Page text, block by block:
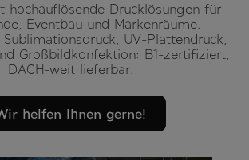
hochauflösende Drucklösungen für
Eventbau und Markenräume.
UV-Plattendruck,
Großbildkonfektion: B1-zertifiziert,
DACH-weit lieferbar.
helfen Ihnen gerne!